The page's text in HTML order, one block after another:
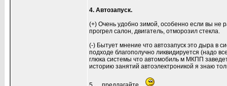
4. Автозапуск.
(+) Очень удобно зимой, особенно если вы не
прогрел салон, двигатель, отморозил стекла.
(-) Бытует мнение что автозапуск это дыра в
подходе благополучно ликвидируется (надо
глюка системы что автомобиль м МКПП
историю занятий автоэлектроникой я знаю